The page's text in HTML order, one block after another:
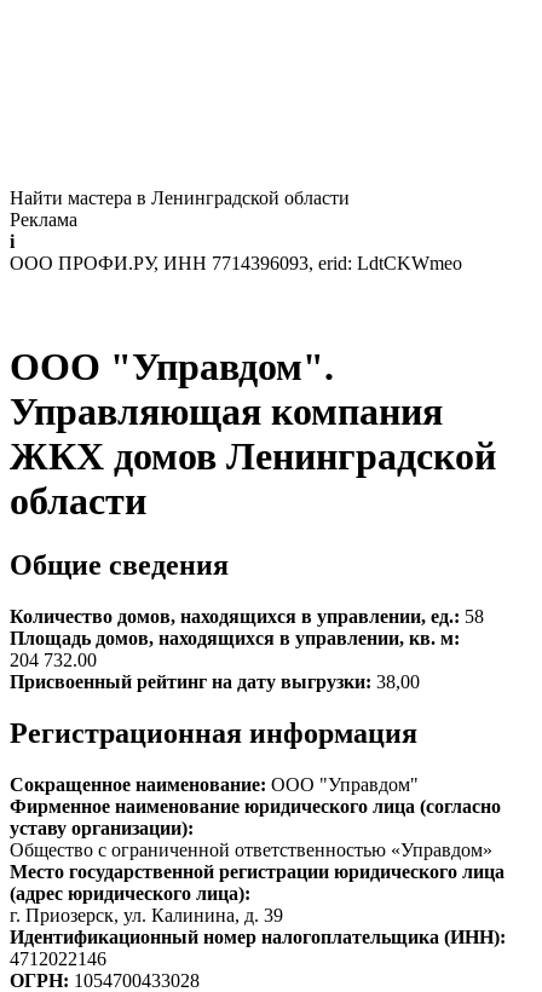
Найти мастера в Ленинградской области
Реклама
i
ООО ПРОФИ.РУ, ИНН 7714396093, erid: LdtCKWmeo
ООО "Управдом".
Управляющая компания
ЖКХ домов Ленинградской
области
Общие сведения
Количество домов, находящихся в управлении, ед.: 58
Площадь домов, находящихся в управлении, кв. м:
204 732.00
Присвоенный рейтинг на дату выгрузки: 38,00
Регистрационная информация
Сокращенное наименование: ООО "Управдом"
Фирменное наименование юридического лица (согласно
уставу организации):
Общество с ограниченной ответственностью «Управдом»
Место государственной регистрации юридического лица
(адрес юридического лица):
г. Приозерск, ул. Калинина, д. 39
Идентификационный номер налогоплательщика (ИНН):
4712022146
ОГРН: 1054700433028